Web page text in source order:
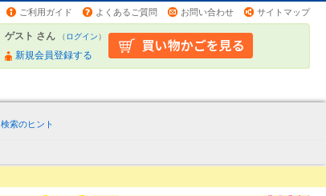
ご利用ガイド よくあるご質問 お問い合わせ サイトマップ
ゲスト さん （ログイン）
新規会員登録する
検索のヒント